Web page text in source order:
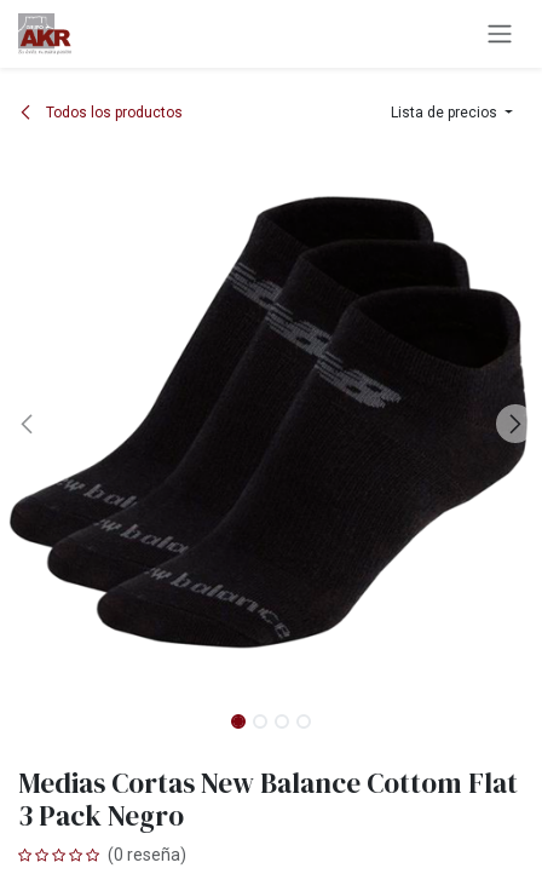
Ir al contenido
Todos los productos Lista de precios
Medias Cortas New Balance Cottom Flat
3 Pack Negro
(0 reseña)